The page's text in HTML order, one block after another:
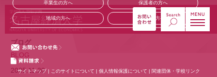
卒業生の方へ 保護者の方へ
地域の方へ 企業の方へ
サイトマップ| このサイトについて | 個人情報保護について | 関連団体・学校リンク
ブログ
BLOG
2025.11.20